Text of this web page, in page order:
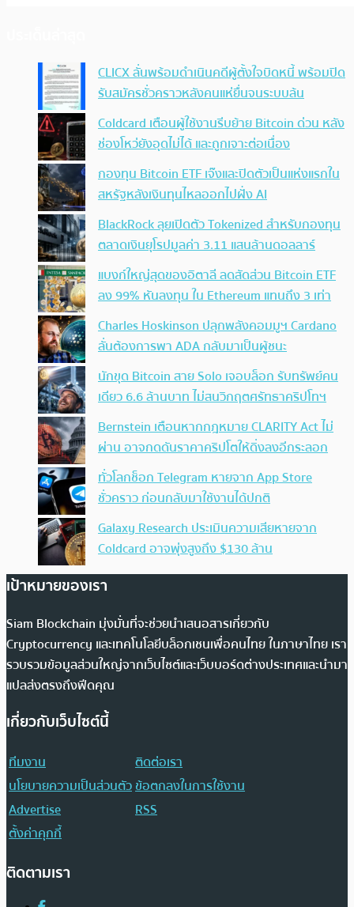
CLICX ลั่นพร้อมดำเนินคดีผู้ตั้งใจบิดหนี้ พร้อมปิด
รับสมัครชั่วคราวหลังคนแห่ยื่นจนระบบล้น
Coldcard เตือนผู้ใช้งานรีบย้าย Bitcoin ด่วน หลัง
ช่องโหว่ยังอุดไม่ได้ และถูกเจาะต่อเนื่อง
กองทุน Bitcoin ETF เจ๊งและปิดตัวเป็นแห่งแรกใน
สหรัฐหลังเงินทุนไหลออกไปฝั่ง AI
BlackRock ลุยเปิดตัว Tokenized สำหรับกองทุน
ตลาดเงินยุโรปมูลค่า 3.11 แสนล้านดอลลาร์
แบงก์ใหญ่สุดของอิตาลี ลดสัดส่วน Bitcoin ETF
ลง 99% หันลงทุน ใน Ethereum แทนถึง 3 เท่า
Charles Hoskinson ปลุกพลังคอมมูฯ Cardano
ลั่นต้องการพา ADA กลับมาเป็นผู้ชนะ
นักขุด Bitcoin สาย Solo เจอบล็อก รับทรัพย์คน
เดียว 6.6 ล้านบาท ไม่สนวิกฤตศรัทธาคริปโทฯ
Bernstein เตือนหากกฎหมาย CLARITY Act ไม่
ผ่าน อาจกดดันราคาคริปโตให้ดิ่งลงอีกระลอก
ทั่วโลกช็อก Telegram หายจาก App Store
ชั่วคราว ก่อนกลับมาใช้งานได้ปกติ
Galaxy Research ประเมินความเสียหายจาก
Coldcard อาจพุ่งสูงถึง $130 ล้าน
เป้าหมายของเรา
Siam Blockchain มุ่งมั่นที่จะช่วยนำเสนอสารเกี่ยวกับ
Cryptocurrency และเทคโนโลยีบล็อกเชนเพื่อคนไทย ในภาษาไทย เรา
รวบรวมข้อมูลส่วนใหญ่จากเว็บไซต์และเว็บบอร์ดต่างประเทศและนำมา
แปลส่งตรงถึงฟีดคุณ
เกี่ยวกับเว็บไซต์นี้
ทีมงาน
ติดต่อเรา
นโยบายความเป็นส่วนตัวข้อตกลงในการใช้งาน
Advertise
RSS
ตั้งค่าคุกกี้
ติดตามเรา